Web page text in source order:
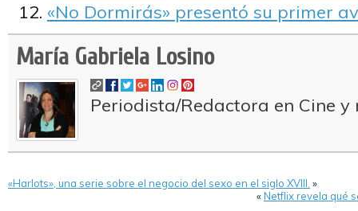
«No Dormirás» presentó su primer
María Gabriela Losino
Periodista/Redactora en Cine y
«Harlots», una serie sobre el negocio del sexo en el siglo XVIII. »
«Netflix revela qué